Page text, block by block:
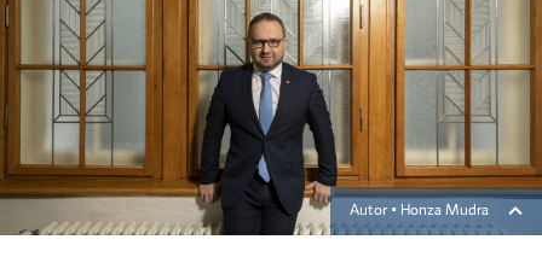
Autor ▪ Honza Mudra